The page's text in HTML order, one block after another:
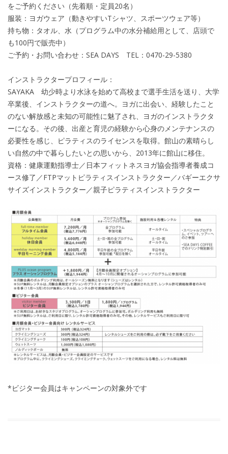
をご予約ください（先着順・定員20名）
服装：ヨガウェア（動きやすいTシャツ、スポーツウェア等）
持ち物：タオル、水（プログラム中の水分補給用として、店頭で
も100円で販売中）
ご予約・お問い合わせ：SEA DAYS TEL：0470-29-5380
インストラクタープロフィール：
SAYAKA 幼少時より水泳を始めて高校まで選手生活を送り、大学
卒業後、インストラクターの道へ。ヨガに出会い、経験したこと
のない解放感と未知の可能性に魅了され、ヨガのインストラクタ
ーになる。その後、出産と育児の経験から心身のメンテナンスの
必要性を感じ、ピラティスのライセンスを取得。館山の素晴らし
い自然の中で暮らしたいとの思いから、2013年に館山に移住。
資格：健康運動指導士／日本フィットネスヨガ協会指導者養成コ
ース修了／FTPマットピラティスインストラクター／バギーエクサ
サイズインストラクター／親子ピラティスインストラクター
*ビジター会員はキャンペーンの対象外です